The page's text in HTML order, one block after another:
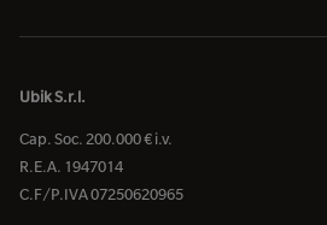
Ubik S.r.l.
Cap. Soc. 200.000 € i.v.
R.E.A. 1947014
C.F/P.IVA 07250620965